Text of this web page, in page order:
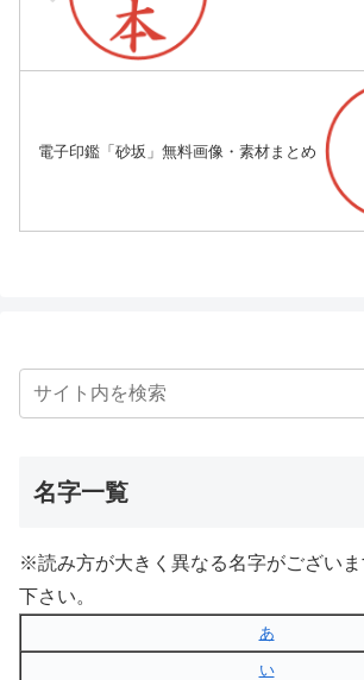
電子印鑑「砂坂」無料画像・素材まとめ
名字一覧
※読み方が大きく異なる名字がござい
下さい。
あ
い